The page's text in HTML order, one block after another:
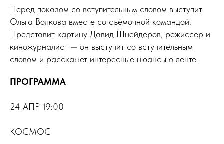
Перед показом со вступительным словом выступит
Ольга Волкова вместе со съёмочной командой.
Представит картину Давид Шнейдеров, режиссёр и
киножурналист — он выступит со вступительным
словом и расскажет интересные нюансы о ленте.
ПРОГРАММА
24 АПР 19:00
КОСМОС